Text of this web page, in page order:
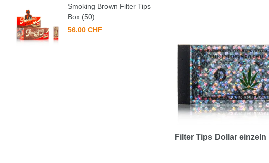
Filter Tips Dollar einzeln
Smoking Brown Filter Tips
Box (50)
56.00 CHF